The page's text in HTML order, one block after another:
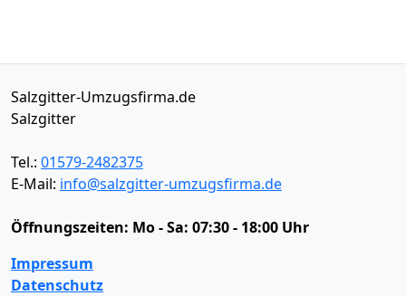
Salzgitter-Umzugsfirma.de
Salzgitter
Tel.: 01579-2482375
E-Mail: info@salzgitter-umzugsfirma.de
Öffnungszeiten: Mo - Sa: 07:30 - 18:00 Uhr
Impressum
Datenschutz